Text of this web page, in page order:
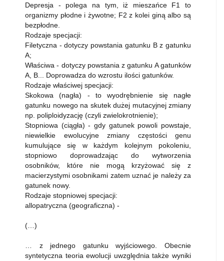
Depresja - polega na tym, iż mieszańce F1 to
organizmy płodne i żywotne; F2 z kolei giną albo są
bezpłodne.
Rodzaje specjacji:
Filetyczna - dotyczy powstania gatunku B z gatunku
A;
Właściwa - dotyczy powstania z gatunku A gatunków
A, B... Doprowadza do wzrostu ilości gatunków.
Rodzaje właściwej specjacji:
Skokowa (nagła) - to wyodrębnienie się nagłe
gatunku nowego na skutek dużej mutacyjnej zmiany
np. poliploidyzację (czyli zwielokrotnienie);
Stopniowa (ciągła) - gdy gatunek powoli powstaje,
niewielkie ewolucyjne zmiany częstości genu
kumulujące się w każdym kolejnym pokoleniu,
stopniowo doprowadzając do wytworzenia
osobników, które nie mogą krzyżować się z
macierzystymi osobnikami zatem uznać je należy za
gatunek nowy.
Rodzaje stopniowej specjacji:
allopatryczna (geograficzna) -
(…)
… z jednego gatunku wyjściowego. Obecnie
syntetyczna teoria ewolucji uwzględnia także wyniki